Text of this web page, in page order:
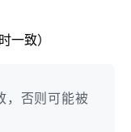
一致）
，否则可能被